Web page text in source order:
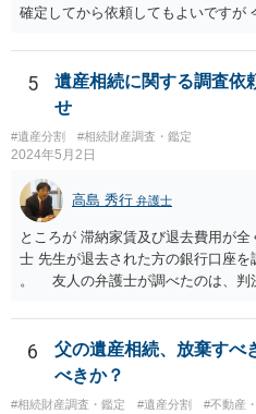
確定してから依頼してもよいですが
5
遺産相続に関する調査依
せ
#遺産分割 #相続財産調査・鑑定
2024年5月2日
高島 秀行 弁護士
ところが 滞納家賃及び退去費用が
士 先生が退去された方の銀行口座
。 友人の弁護士が調べたのは、判
預金の入出金履歴を調べたわけで
や目的も異なりますし、開示の内容
6
父の遺産相続、放棄すべ
べきか？
#相続財産調査・鑑定 #遺産分割 #不動産